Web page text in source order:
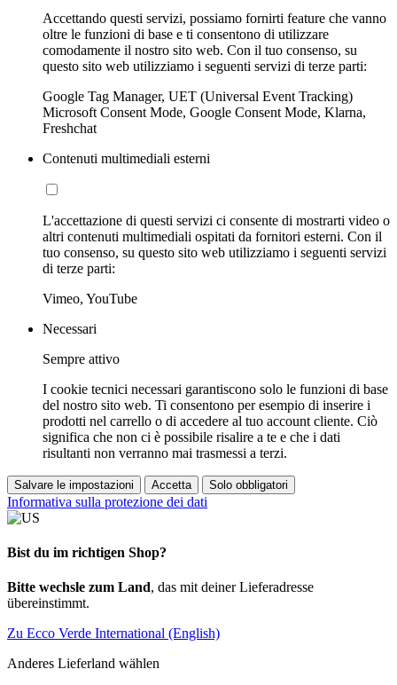
Accettando questi servizi, possiamo fornirti feature che vanno
oltre le funzioni di base e ti consentono di utilizzare
comodamente il nostro sito web. Con il tuo consenso, su
questo sito web utilizziamo i seguenti servizi di terze parti:
Google Tag Manager, UET (Universal Event Tracking)
Microsoft Consent Mode, Google Consent Mode, Klarna,
Freshchat
Contenuti multimediali esterni
L'accettazione di questi servizi ci consente di mostrarti video o
altri contenuti multimediali ospitati da fornitori esterni. Con il
tuo consenso, su questo sito web utilizziamo i seguenti servizi
di terze parti:
Vimeo, YouTube
Necessari
Sempre attivo
I cookie tecnici necessari garantiscono solo le funzioni di base
del nostro sito web. Ti consentono per esempio di inserire i
prodotti nel carrello o di accedere al tuo account cliente. Ciò
significa che non ci è possibile risalire a te e che i dati
risultanti non verranno mai trasmessi a terzi.
Salvare le impostazioni Accetta Solo obbligatori
Informativa sulla protezione dei dati
Bist du im richtigen Shop?
Bitte wechsle zum Land, das mit deiner Lieferadresse
übereinstimmt.
Zu Ecco Verde International (English)
Anderes Lieferland wählen